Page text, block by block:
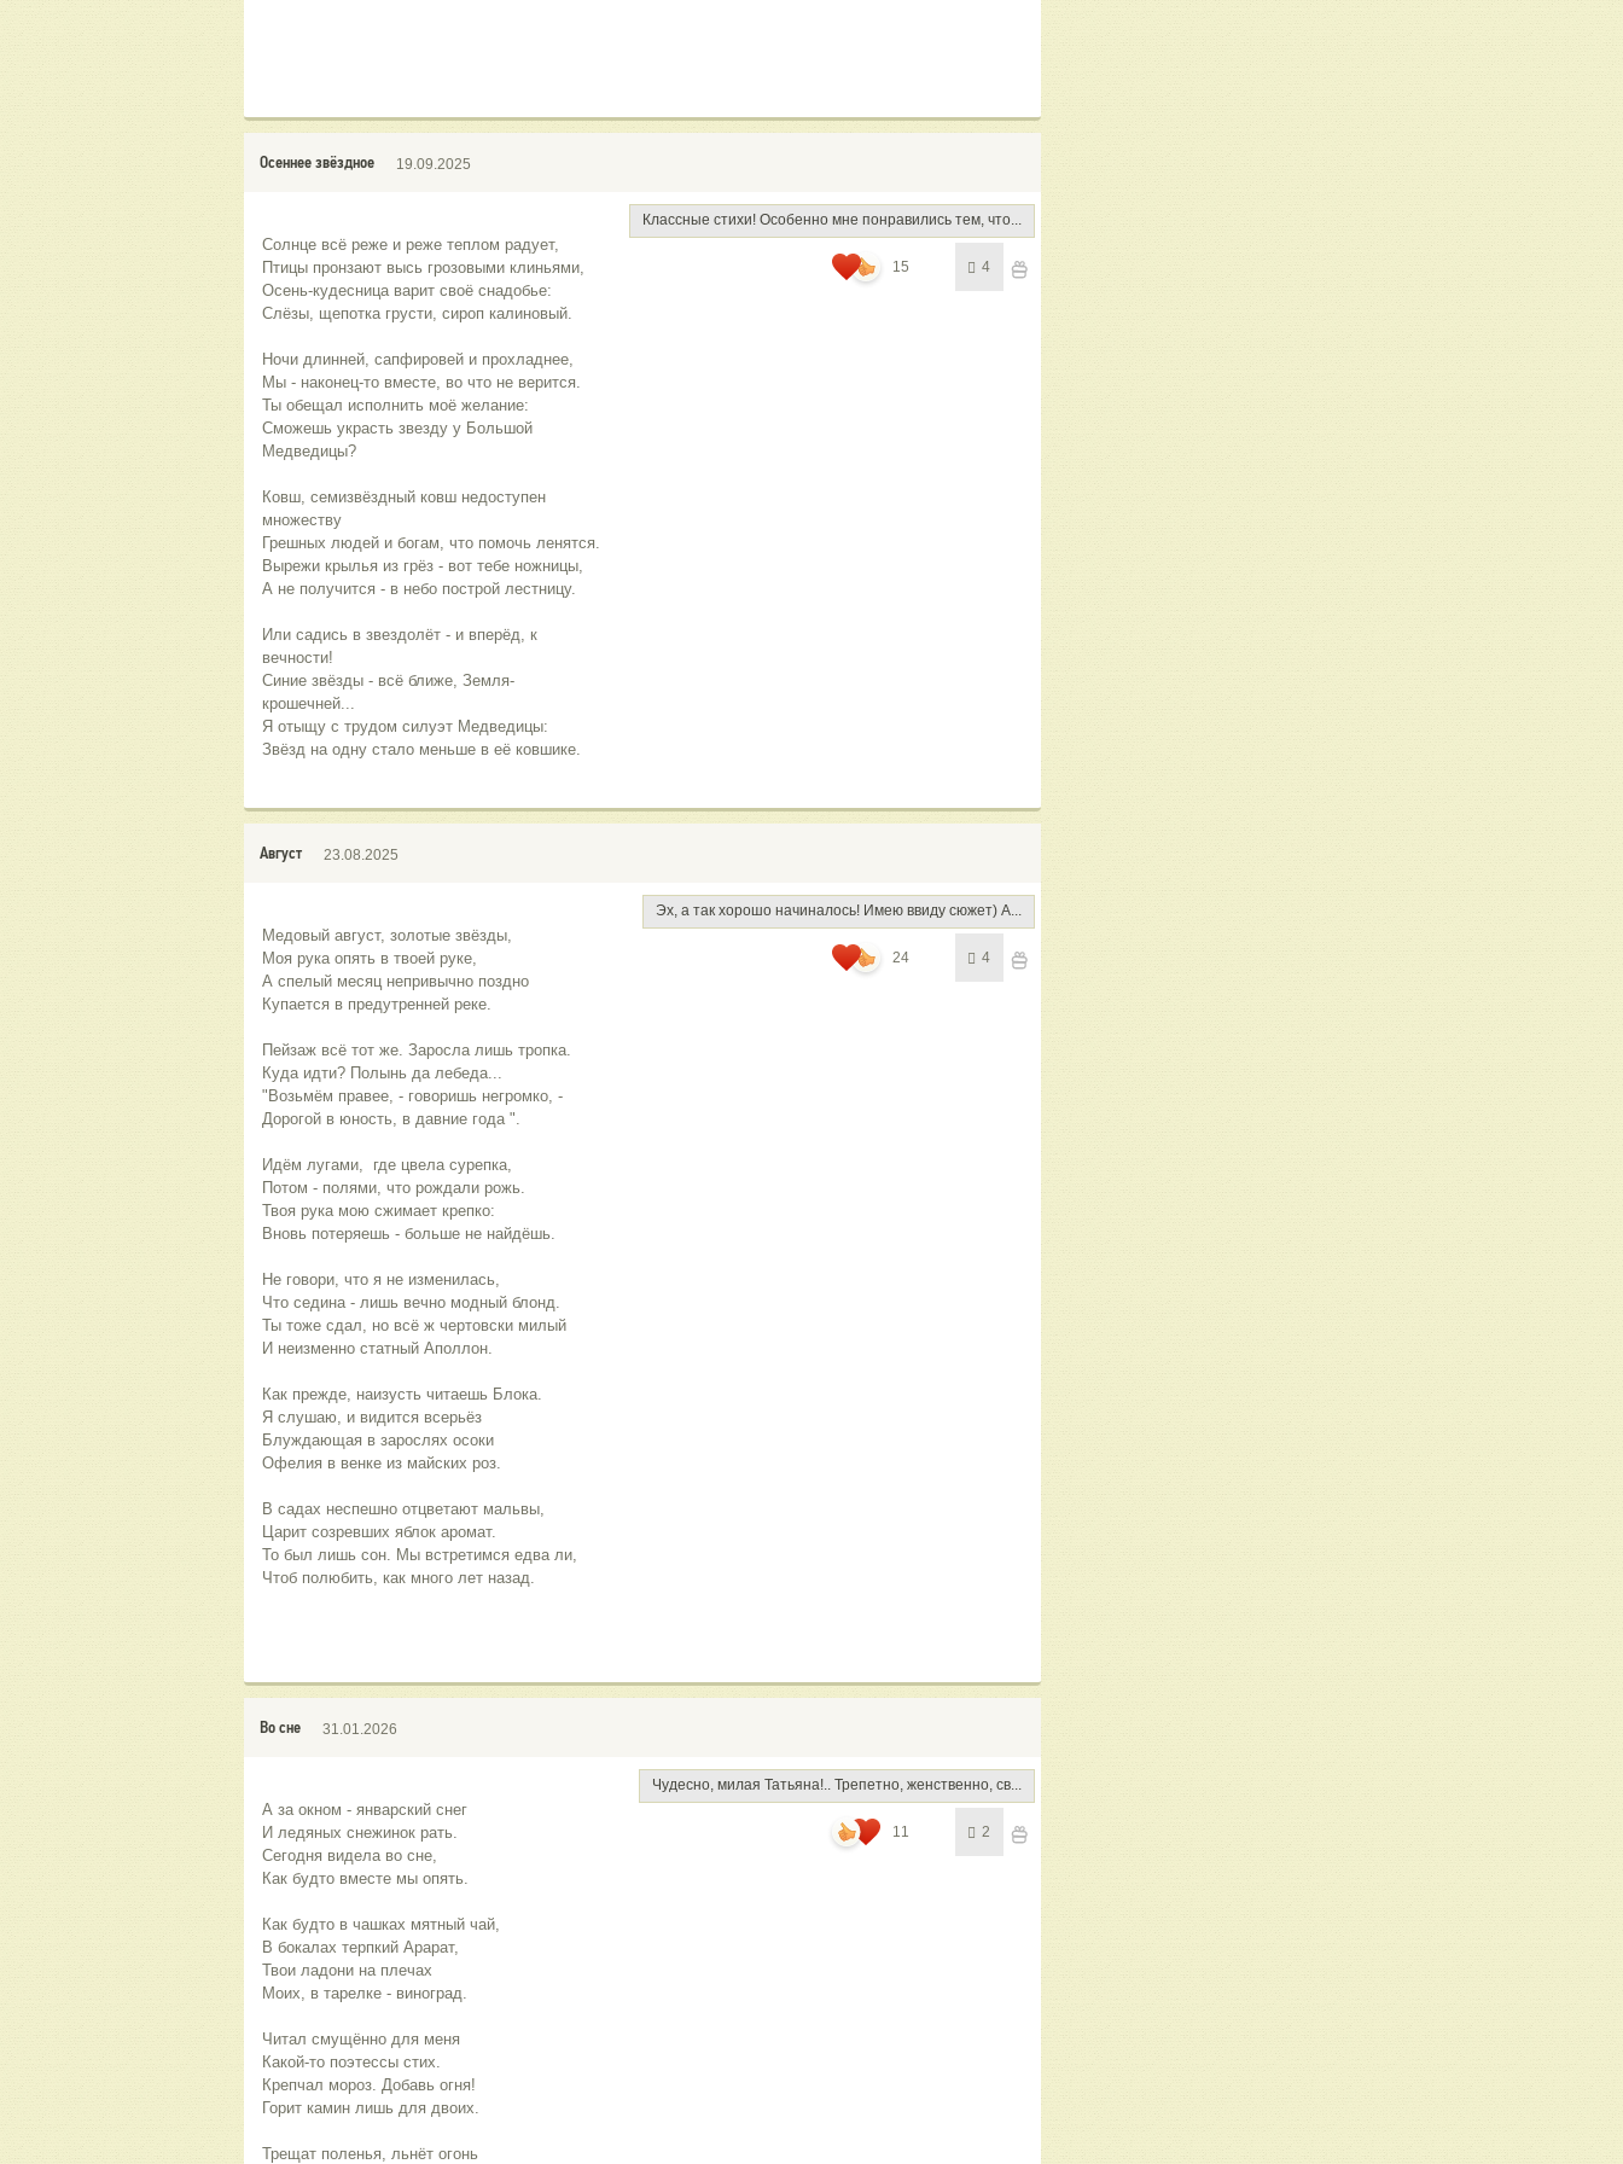
Осеннее звёздное 19.09.2025
Солнце всё реже и реже теплом радует,
Птицы пронзают высь грозовыми клиньями,
Осень-кудесница варит своё снадобье:
Слёзы, щепотка грусти, сироп калиновый.
Ночи длинней, сапфировей и прохладнее,
Мы - наконец-то вместе, во что не верится.
Ты обещал исполнить моё желание:
Сможешь украсть звезду у Большой
Медведицы?
Ковш, семизвёздный ковш недоступен
множеству
Грешных людей и богам, что помочь ленятся.
Вырежи крылья из грёз - вот тебе ножницы,
А не получится - в небо построй лестницу.
Или садись в звездолёт - и вперёд, к
вечности!
Синие звёзды - всё ближе, Земля-
крошечней...
Я отыщу с трудом силуэт Медведицы:
Звёзд на одну стало меньше в её ковшике.
Классные стихи! Особенно мне понравились тем, что...
15 4
Август 23.08.2025
Медовый август, золотые звёзды,
Моя рука опять в твоей руке,
А спелый месяц непривычно поздно
Купается в предутренней реке.
Пейзаж всё тот же. Заросла лишь тропка.
Куда идти? Полынь да лебеда...
"Возьмём правее, - говоришь негромко, -
Дорогой в юность, в давние года ".
Идём лугами,  где цвела сурепка,
Потом - полями, что рождали рожь.
Твоя рука мою сжимает крепко:
Вновь потеряешь - больше не найдёшь.
Не говори, что я не изменилась,
Что седина - лишь вечно модный блонд.
Ты тоже сдал, но всё ж чертовски милый
И неизменно статный Аполлон.
Как прежде, наизусть читаешь Блока.
Я слушаю, и видится всерьёз
Блуждающая в зарослях осоки
Офелия в венке из майских роз.
В садах неспешно отцветают мальвы,
Царит созревших яблок аромат.
То был лишь сон. Мы встретимся едва ли,
Чтоб полюбить, как много лет назад.
Эх, а так хорошо начиналось! Имею ввиду сюжет) А...
24 4
Во сне 31.01.2026
А за окном - январский снег
И ледяных снежинок рать.
Сегодня видела во сне,
Как будто вместе мы опять.
Как будто в чашках мятный чай,
В бокалах терпкий Арарат,
Твои ладони на плечах
Моих, в тарелке - виноград.
Читал смущённо для меня
Какой-то поэтессы стих.
Крепчал мороз. Добавь огня!
Горит камин лишь для двоих.
Трещат поленья, льнёт огонь
Чудесно, милая Татьяна!.. Трепетно, женственно, св...
11 2